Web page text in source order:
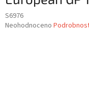
S6976
Průměrné
Neohodnoceno